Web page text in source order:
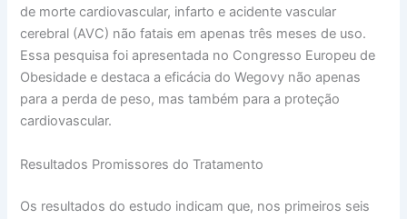
de morte cardiovascular, infarto e acidente vascular
cerebral (AVC) não fatais em apenas três meses de uso.
Essa pesquisa foi apresentada no Congresso Europeu de
Obesidade e destaca a eficácia do Wegovy não apenas
para a perda de peso, mas também para a proteção
cardiovascular.
Resultados Promissores do Tratamento
Os resultados do estudo indicam que, nos primeiros seis